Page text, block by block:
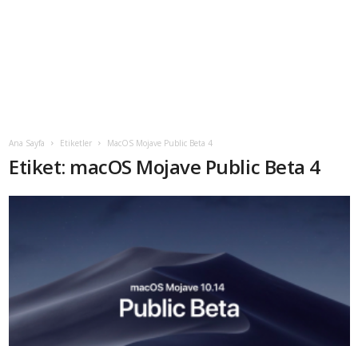
Ana Sayfa Etiketler MacOS Mojave Public Beta 4
Etiket: macOS Mojave Public Beta 4